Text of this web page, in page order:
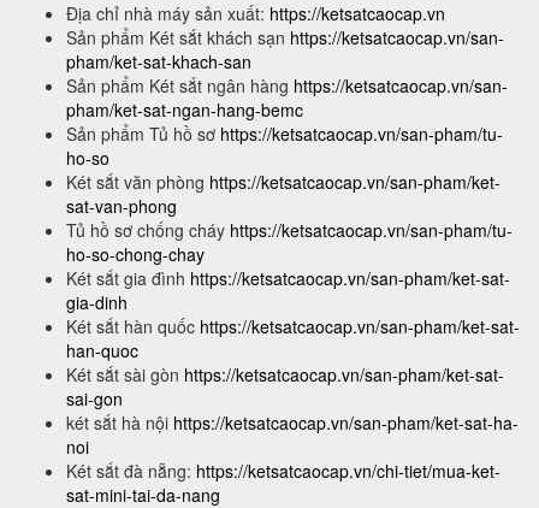
Địa chỉ nhà máy sản xuất: https://ketsatcaocap.vn
Sản phẩm Két sắt khách sạn https://ketsatcaocap.vn/san-
pham/ket-sat-khach-san
Sản phẩm Két sắt ngân hàng https://ketsatcaocap.vn/san-
pham/ket-sat-ngan-hang-bemc
Sản phẩm Tủ hồ sơ https://ketsatcaocap.vn/san-pham/tu-
ho-so
Két sắt văn phòng https://ketsatcaocap.vn/san-pham/ket-
sat-van-phong
Tủ hồ sơ chống cháy https://ketsatcaocap.vn/san-pham/tu-
ho-so-chong-chay
Két sắt gia đình https://ketsatcaocap.vn/san-pham/ket-sat-
gia-dinh
Két sắt hàn quốc https://ketsatcaocap.vn/san-pham/ket-sat-
han-quoc
Két sắt sài gòn https://ketsatcaocap.vn/san-pham/ket-sat-
sai-gon
két sắt hà nội https://ketsatcaocap.vn/san-pham/ket-sat-ha-
noi
Két sắt đà nẵng: https://ketsatcaocap.vn/chi-tiet/mua-ket-
sat-mini-tai-da-nang